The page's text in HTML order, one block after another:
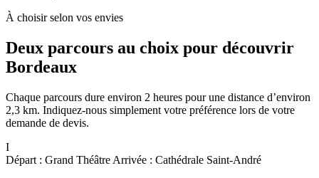
À choisir selon vos envies
Deux parcours au choix pour découvrir
Bordeaux
Chaque parcours dure environ 2 heures pour une distance d’environ
2,3 km. Indiquez-nous simplement votre préférence lors de votre
demande de devis.
I
Départ : Grand Théâtre Arrivée : Cathédrale Saint-André